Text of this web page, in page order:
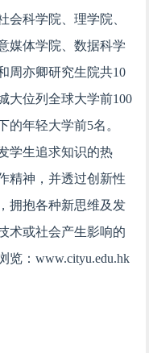
会科学院、理学院、
媒体学院、数据科学
周亦卿研究生院共10
大位列全球大学前100
的年轻大学前5名。
学生追求知识的热
精神，并透过创新性
拥抱各种新思维及发
术或社会产生影响的
览：www.cityu.edu.hk